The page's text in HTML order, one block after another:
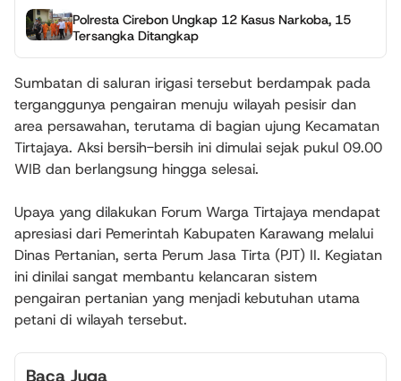
Polresta Cirebon Ungkap 12 Kasus Narkoba, 15
Tersangka Ditangkap
Sumbatan di saluran irigasi tersebut berdampak pada
terganggunya pengairan menuju wilayah pesisir dan
area persawahan, terutama di bagian ujung Kecamatan
Tirtajaya. Aksi bersih-bersih ini dimulai sejak pukul 09.00
WIB dan berlangsung hingga selesai.
Upaya yang dilakukan Forum Warga Tirtajaya mendapat
apresiasi dari Pemerintah Kabupaten Karawang melalui
Dinas Pertanian, serta Perum Jasa Tirta (PJT) II. Kegiatan
ini dinilai sangat membantu kelancaran sistem
pengairan pertanian yang menjadi kebutuhan utama
petani di wilayah tersebut.
Baca Juga